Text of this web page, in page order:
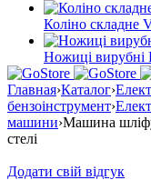
Коліно складне
Ножиці вирубні
Главная›Каталог›
бензоінструмент›
машини›Машина
стелі
Додати свій відгук